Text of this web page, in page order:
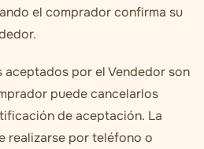
el comprador confirma su
aceptados por el Vendedor son
puede cancelarlos
de aceptación. La
realizarse por teléfono o